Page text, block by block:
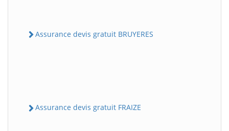
Assurance devis gratuit BRUYERES
Assurance devis gratuit FRAIZE